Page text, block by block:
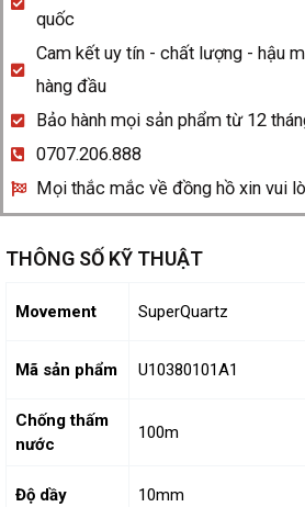
quốc
Cam kết uy tín - chất lượng - hậu
hàng đầu
Bảo hành mọi sản phẩm từ 12
0707.206.888
Mọi thắc mắc về đồng hồ xin vui
THÔNG SỐ KỸ THUẬT
Movement SuperQuartz
Mã sản phẩm U10380101A1
Chống thấm
nước
100m
Độ dầy 10mm